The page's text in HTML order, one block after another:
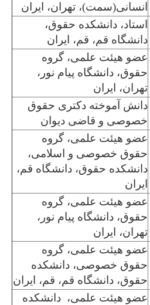
انسانی(سمت)، تهران، ایران
استاد، دانشکده حقوق،
دانشگاه قم، قم، ایران
عضو هیئت علمی، گروه
حقوق، دانشگاه پیام نور،
تهران، ایران
دانش آموخته دکتری حقوق
خصوصی و قاضی دیوان
عضو هیئت علمی، گروه
حقوق خصوصی و اسلامی،
دانشکده حقوق، دانشگاه قم،
ایران
عضو هیئت علمی، گروه
حقوق، دانشگاه پیام نور،
تهران، ایران
عضو هیئت علمی، گروه
حقوق خصوصی، دانشکده
حقوق، دانشگاه قم، قم، ایران
عضو هیئت علمی، دانشکده